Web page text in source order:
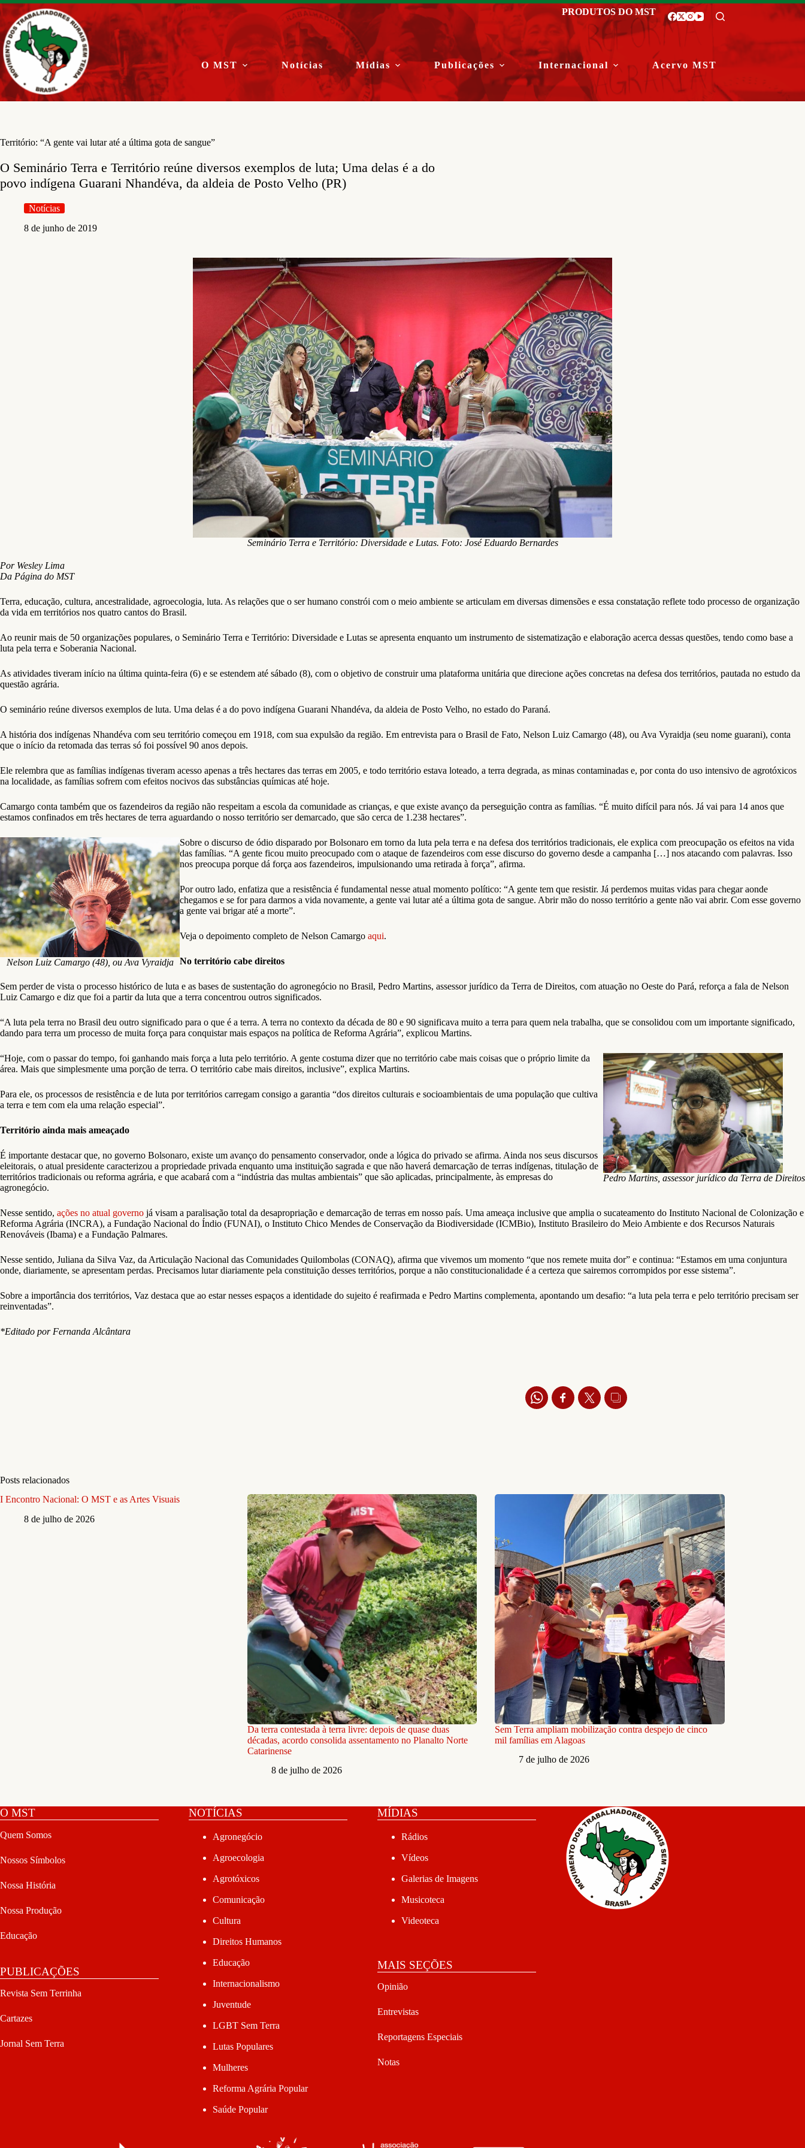
Pular
para
o
conteúdo
PRODUTOS DO MST
O MST Notícias Mídias Publicações Internacional Acervo MST
Território: “A gente vai lutar até a última gota de sangue”
O Seminário Terra e Território reúne diversos exemplos de luta; Uma delas é a do
povo indígena Guarani Nhandéva, da aldeia de Posto Velho (PR)
Notícias
8 de junho de 2019
Seminário Terra e Território: Diversidade e Lutas​. Foto: José Eduardo Bernardes
Por Wesley Lima
Da Página do MST
Terra, educação, cultura, ancestralidade, agroecologia, luta. As relações que o ser humano constrói com o meio ambiente se articulam em diversas dimensões e essa constatação reflete todo processo de organização
da vida em territórios nos quatro cantos do Brasil.
Ao reunir mais de 50 organizações populares, o Seminário Terra e Território: Diversidade e Lutas se apresenta enquanto um instrumento de sistematização e elaboração acerca dessas questões, tendo como base a
luta pela terra e Soberania Nacional.
As atividades tiveram início na última quinta-feira (6) e se estendem até sábado (8), com o objetivo de construir uma plataforma unitária que direcione ações concretas na defesa dos territórios, pautada no estudo da
questão agrária.
O seminário reúne diversos exemplos de luta. Uma delas é a do povo indígena Guarani Nhandéva, da aldeia de Posto Velho, no estado do Paraná.
A história dos indígenas Nhandéva com seu território começou em 1918, com sua expulsão da região. Em entrevista para o Brasil de Fato, Nelson Luiz Camargo (48), ou Ava Vyraidja (seu nome guarani), conta
que o início da retomada das terras só foi possível 90 anos depois.
Ele relembra que as famílias indígenas tiveram acesso apenas a três hectares das terras em 2005, e todo território estava loteado, a terra degrada, as minas contaminadas e, por conta do uso intensivo de agrotóxicos
na localidade, as famílias sofrem com efeitos nocivos das substâncias químicas até hoje.
Camargo conta também que os fazendeiros da região não respeitam a escola da comunidade as crianças, e que existe avanço da perseguição contra as famílias. “É muito difícil para nós. Já vai para 14 anos que
estamos confinados em três hectares de terra aguardando o nosso território ser demarcado, que são cerca de 1.238 hectares”.
Nelson Luiz Camargo (48), ou Ava Vyraidja
Sobre o discurso de ódio disparado por Bolsonaro em torno da luta pela terra e na defesa dos territórios tradicionais, ele explica com preocupação os efeitos na vida
das famílias. “A gente ficou muito preocupado com o ataque de fazendeiros com esse discurso do governo desde a campanha […] nos atacando com palavras. Isso
nos preocupa porque dá força aos fazendeiros, impulsionando uma retirada à força”, afirma.
Por outro lado, enfatiza que a resistência é fundamental nesse atual momento político: “A gente tem que resistir. Já perdemos muitas vidas para chegar aonde
chegamos e se for para darmos a vida novamente, a gente vai lutar até a última gota de sangue. Abrir mão do nosso território a gente não vai abrir. Com esse governo
a gente vai brigar até a morte”.
Veja o depoimento completo de Nelson Camargo aqui.
No território cabe direitos
Sem perder de vista o processo histórico de luta e as bases de sustentação do agronegócio no Brasil, Pedro Martins, assessor jurídico da Terra de Direitos, com atuação no Oeste do Pará, reforça a fala de Nelson
Luiz Camargo e diz que foi a partir da luta que a terra concentrou outros significados.
“A luta pela terra no Brasil deu outro significado para o que é a terra. A terra no contexto da década de 80 e 90 significava muito a terra para quem nela trabalha, que se consolidou com um importante significado,
dando para terra um processo de muita força para conquistar mais espaços na política de Reforma Agrária”, explicou Martins.
Pedro Martins, assessor jurídico da Terra de Direitos
“Hoje, com o passar do tempo, foi ganhando mais força a luta pelo território. A gente costuma dizer que no território cabe mais coisas que o próprio limite da
área. Mais que simplesmente uma porção de terra. O território cabe mais direitos, inclusive”, explica Martins.
Para ele, os processos de resistência e de luta por territórios carregam consigo a garantia “dos direitos culturais e socioambientais de uma população que cultiva
a terra e tem com ela uma relação especial”.
Território ainda mais ameaçado
É importante destacar que, no governo Bolsonaro, existe um avanço do pensamento conservador, onde a lógica do privado se afirma. Ainda nos seus discursos
eleitorais, o atual presidente caracterizou a propriedade privada enquanto uma instituição sagrada e que não haverá demarcação de terras indígenas, titulação de
territórios tradicionais ou reforma agrária, e que acabará com a “indústria das multas ambientais” que são aplicadas, principalmente, às empresas do
agronegócio.
Nesse sentido, ações no atual governo já visam a paralisação total da desapropriação e demarcação de terras em nosso país. Uma ameaça inclusive que amplia o sucateamento do Instituto Nacional de Colonização e
Reforma Agrária (INCRA), a Fundação Nacional do Índio (FUNAI), o Instituto Chico Mendes de Conservação da Biodiversidade (ICMBio), Instituto Brasileiro do Meio Ambiente e dos Recursos Naturais
Renováveis (Ibama) e a Fundação Palmares.
Nesse sentido, Juliana da Silva Vaz, da Articulação Nacional das Comunidades Quilombolas (CONAQ), afirma que vivemos um momento “que nos remete muita dor” e continua: “Estamos em uma conjuntura
onde, diariamente, se apresentam perdas. Precisamos lutar diariamente pela constituição desses territórios, porque a não constitucionalidade é a certeza que sairemos corrompidos por esse sistema”.
Sobre a importância dos territórios, Vaz destaca que ao estar nesses espaços a identidade do sujeito é reafirmada e Pedro Martins complementa, apontando um desafio: “a luta pela terra e pelo território precisam ser
reinventadas”.
*Editado por Fernanda Alcântara
Posts relacionados
I Encontro Nacional: O MST e as Artes Visuais
8 de julho de 2026
Da terra contestada à terra livre: depois de quase duas
décadas, acordo consolida assentamento no Planalto Norte
Catarinense
8 de julho de 2026
Sem Terra ampliam mobilização contra despejo de cinco
mil famílias em Alagoas
7 de julho de 2026
O MST
Quem Somos
Nossos Símbolos
Nossa História
Nossa Produção
Educação
PUBLICAÇÕES
Revista Sem Terrinha
Cartazes
Jornal Sem Terra
NOTÍCIAS
Agronegócio
Agroecologia
Agrotóxicos
Comunicação
Cultura
Direitos Humanos
Educação
Internacionalismo
Juventude
LGBT Sem Terra
Lutas Populares
Mulheres
Reforma Agrária Popular
Saúde Popular
MÍDIAS
Rádios
Vídeos
Galerias de Imagens
Musicoteca
Videoteca
MAIS SEÇÕES
Opinião
Entrevistas
Reportagens Especiais
Notas